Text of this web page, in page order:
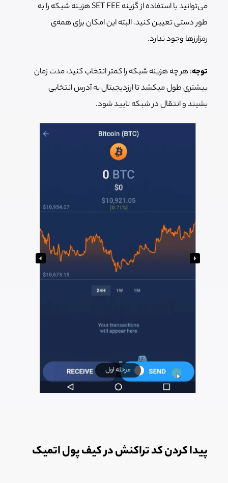
می‌توانید با استفاده از گزینه SET FEE هزینه شبکه را به
طور دستی تعیین کنید. البته این امکان برای همه‌ی
رمزارزها وجود ندارد.
توجه: هر چه هزینه شبکه را کمتر انتخاب کنید، مدت زمان
بیشتری طول میکشد تا ارزدیجیتال به آدرس انتخابی
بشیند و انتقال در شبکه تایید شود.
مرحله اول
پیدا کردن کد تراکنش در کیف پول اتمیک